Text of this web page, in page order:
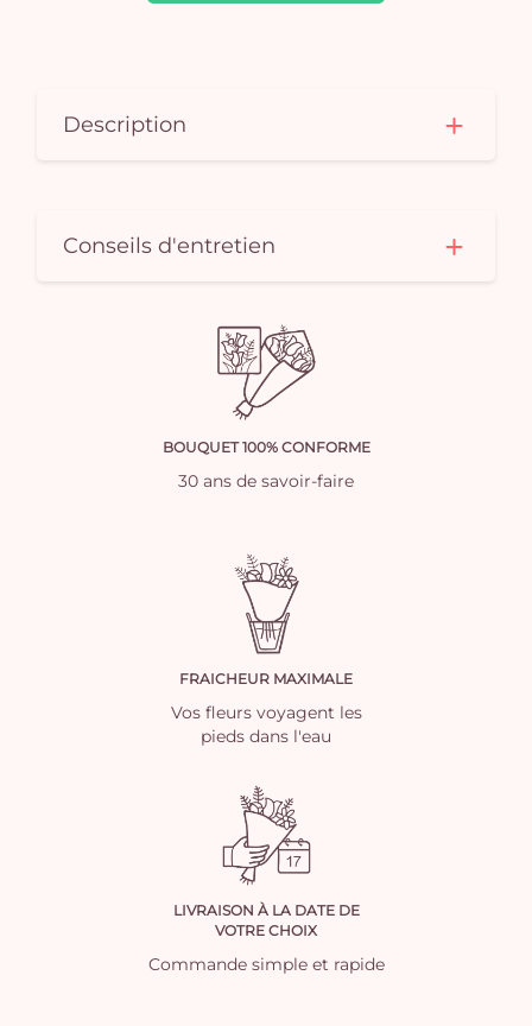
Description
Conseils d'entretien
BOUQUET 100% CONFORME
30 ans de savoir-faire
FRAICHEUR MAXIMALE
Vos fleurs voyagent les
pieds dans l'eau
LIVRAISON À LA DATE DE
VOTRE CHOIX
Commande simple et rapide